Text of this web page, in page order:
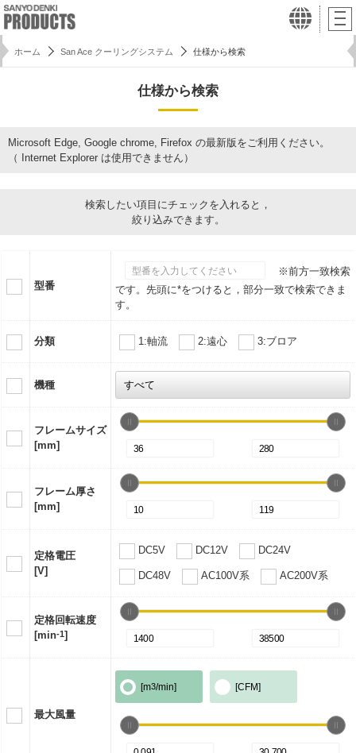
ホーム San Ace クーリングシステム 仕様から検索
仕様から検索
Microsoft Edge, Google chrome, Firefox の最新版をご利用ください。
（ Internet Explorer は使用できません）
検索したい項目にチェックを入れると，
絞り込みできます。
型番
※前方一致検索
です。先頭に*をつけると，部分一致で検索できま
す。
分類 1:軸流 2:遠心 3:ブロア
機種
フレームサイズ
[mm]
フレーム厚さ
[mm]
定格電圧
[V]
DC5V DC12V DC24V
DC48V AC100V系 AC200V系
定格回転速度
[min-1]
最大風量
[m3/min] [CFM]